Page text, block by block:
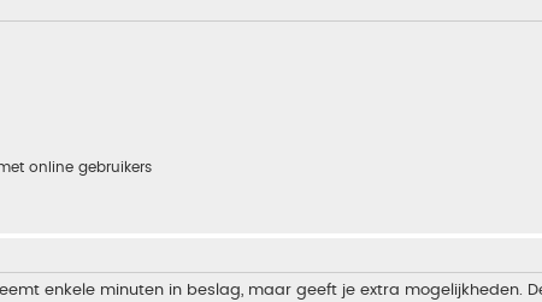
online gebruikers
enkele minuten in beslag, maar geeft je extra mogelijkheden.